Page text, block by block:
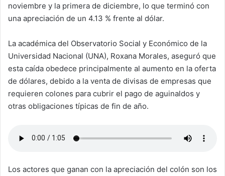
noviembre y la primera de diciembre, lo que terminó con
una apreciación de un 4.13 % frente al dólar.
La académica del Observatorio Social y Económico de la
Universidad Nacional (UNA), Roxana Morales, aseguró que
esta caída obedece principalmente al aumento en la oferta
de dólares, debido a la venta de divisas de empresas que
requieren colones para cubrir el pago de aguinaldos y
otras obligaciones típicas de fin de año.
Los actores que ganan con la apreciación del colón son los